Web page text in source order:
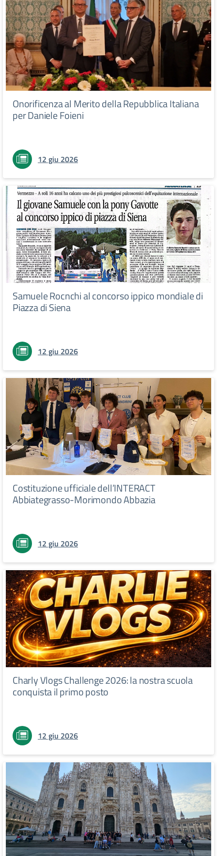
Onorificenza al Merito della Repubblica Italiana
per Daniele Foieni
12 giu 2026
Samuele Rocnchi al concorso ippico mondiale di
Piazza di Siena
12 giu 2026
Costituzione ufficiale dell’INTERACT
Abbiategrasso-Morimondo Abbazia
12 giu 2026
Charly Vlogs Challenge 2026: la nostra scuola
conquista il primo posto
12 giu 2026